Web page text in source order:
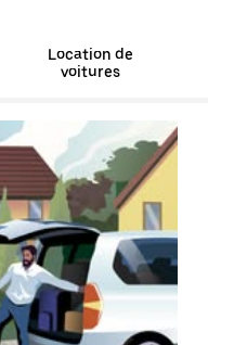
Location de
voitures